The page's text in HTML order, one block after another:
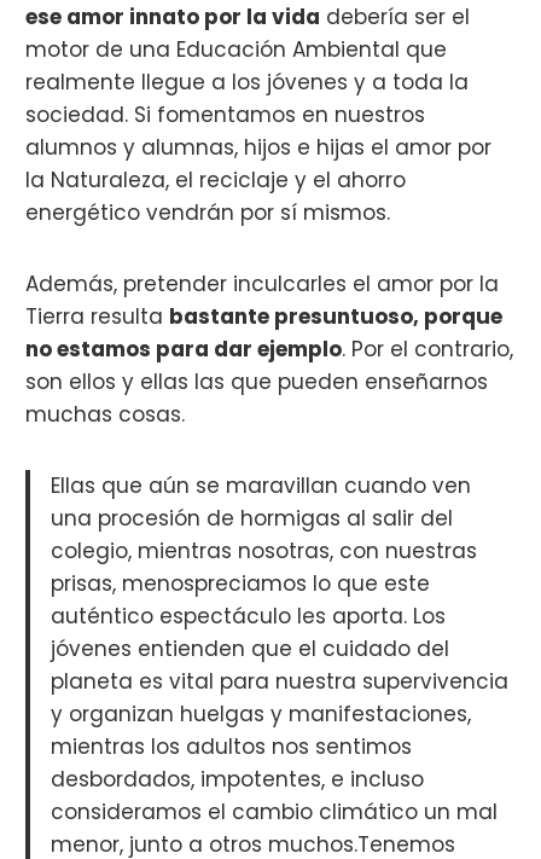
ese amor innato por la vida debería ser el
motor de una Educación Ambiental que
realmente llegue a los jóvenes y a toda la
sociedad. Si fomentamos en nuestros
alumnos y alumnas, hijos e hijas el amor por
la Naturaleza, el reciclaje y el ahorro
energético vendrán por sí mismos.
Además, pretender inculcarles el amor por la
Tierra resulta bastante presuntuoso, porque
no estamos para dar ejemplo. Por el contrario,
son ellos y ellas las que pueden enseñarnos
muchas cosas.
Ellas que aún se maravillan cuando ven
una procesión de hormigas al salir del
colegio, mientras nosotras, con nuestras
prisas, menospreciamos lo que este
auténtico espectáculo les aporta. Los
jóvenes entienden que el cuidado del
planeta es vital para nuestra supervivencia
y organizan huelgas y manifestaciones,
mientras los adultos nos sentimos
desbordados, impotentes, e incluso
consideramos el cambio climático un mal
menor, junto a otros muchos.Tenemos